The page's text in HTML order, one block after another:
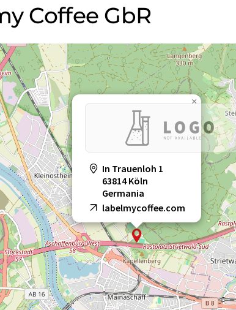
Coffee GbR
In Trauenloh 1
63814 Köln
Germania
labelmycoffee.com
×